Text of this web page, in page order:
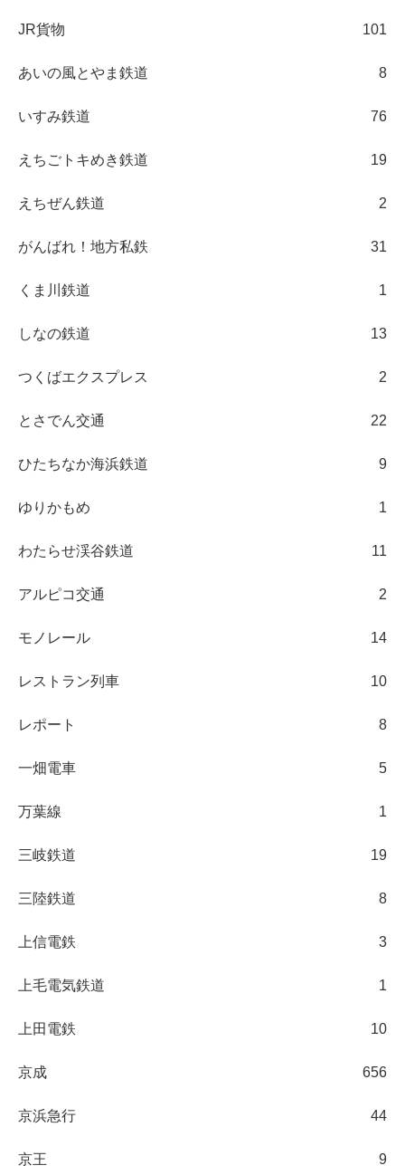
JR貨物 101
あいの風とやま鉄道 8
いすみ鉄道 76
えちごトキめき鉄道 19
えちぜん鉄道 2
がんばれ！地方私鉄 31
くま川鉄道 1
しなの鉄道 13
つくばエクスプレス 2
とさでん交通 22
ひたちなか海浜鉄道 9
ゆりかもめ 1
わたらせ渓谷鉄道 11
アルピコ交通 2
モノレール 14
レストラン列車 10
レポート 8
一畑電車 5
万葉線 1
三岐鉄道 19
三陸鉄道 8
上信電鉄 3
上毛電気鉄道 1
上田電鉄 10
京成 656
京浜急行 44
京王 9